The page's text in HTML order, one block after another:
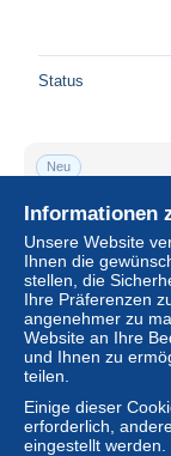
Status
Neu
Informationen
Unsere Website
Ihnen die
stellen, die
Ihre Präferenzen
angenehmer zu
Website an Ihre
und Ihnen zu
teilen.
Einige dieser
erforderlich,
eingestellt werden.